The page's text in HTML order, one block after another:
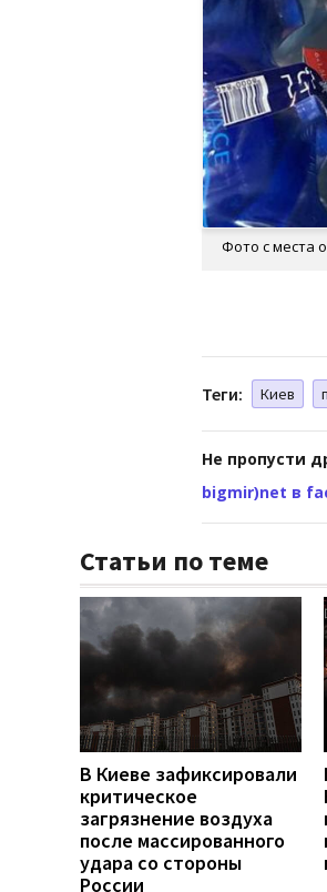
Фото с места
Теги: Киев
Не пропусти
bigmir)net в
Статьи по теме
В Киеве зафиксировали
критическое
загрязнение воздуха
после массированного
удара со стороны
России